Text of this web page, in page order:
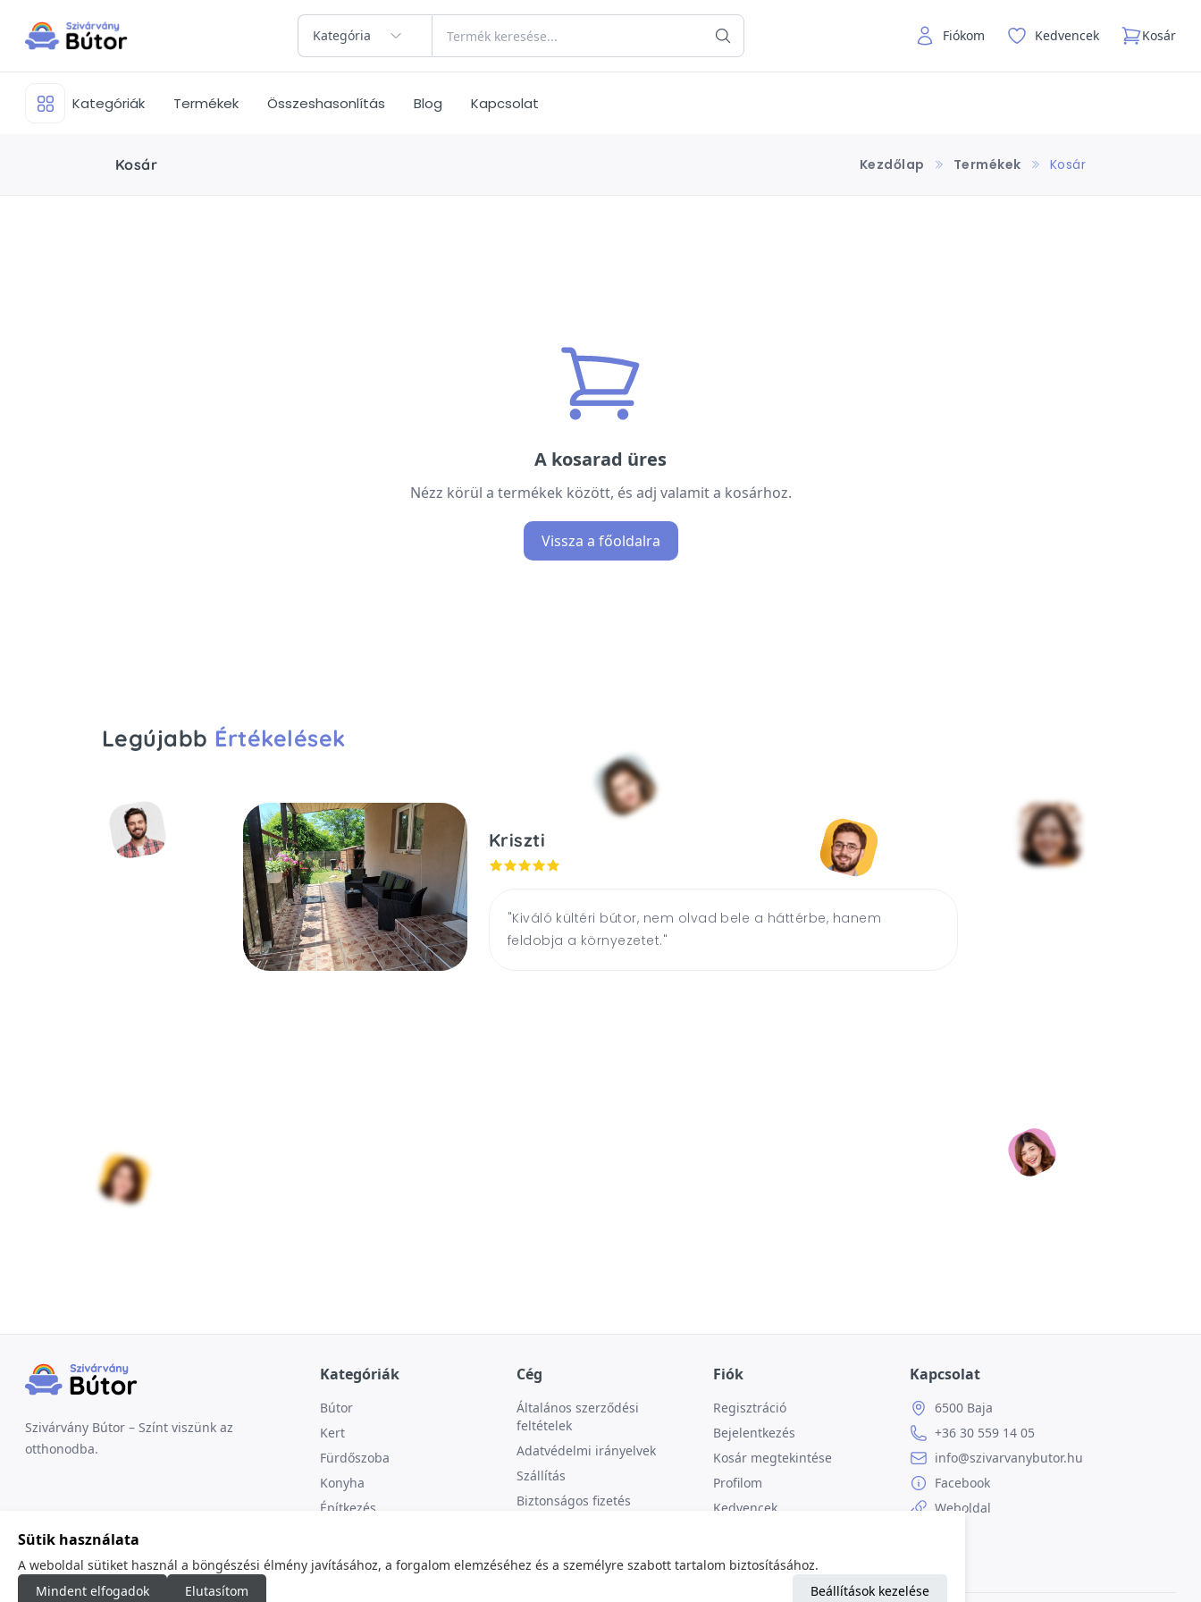
Kategória Fiókom Kedvencek Kosár
Kategóriák Termékek Összeshasonlítás Blog Kapcsolat
Kosár Kezdőlap Termékek Kosár
A kosarad üres
Nézz körül a termékek között, és adj valamit a kosárhoz.
Vissza a főoldalra
Legújabb Értékelések
teraszt tudtam varázsolni az önök segítségével, de ezt a képek
is bizonyítják! "
Szivárvány Bútor – Színt viszünk az
otthonodba.
Kategóriák
Bútor
Kert
Fürdőszoba
Konyha
Építkezés
Cég
Általános szerződési
feltételek
Adatvédelmi irányelvek
Szállítás
Biztonságos fizetés
Fiók
Regisztráció
Bejelentkezés
Kosár megtekintése
Profilom
Kedvencek
Kapcsolat
6500 Baja
+36 30 559 14 05
info@szivarvanybutor.hu
Facebook
Weboldal
Sütik használata
A weboldal sütiket használ a böngészési élmény javításához, a forgalom elemzéséhez és a személyre szabott tartalom biztosításához.
Mindent elfogadok
Elutasítom Beállítások kezelése